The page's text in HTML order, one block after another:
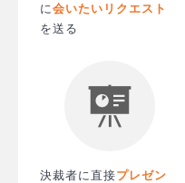
に 会いたいリクエスト
を送る
決裁者に直接プレゼン